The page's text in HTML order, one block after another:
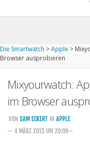
iPhone kaufen
Startseite
Kommende
Marken und Modelle
Handytarife
Die Smartwatch >Apple >
Browser ausprobieren
Mixyourwatch:
im Browser
VON SAM ECKERT IN APPLE
— 4 MÄRZ 2015 UM 20:09—